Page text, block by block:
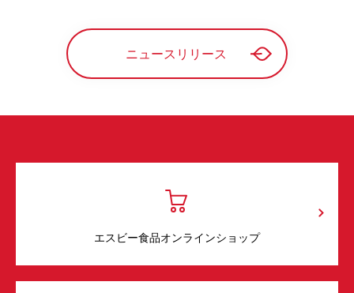
ニュースリリース
エスビー食品オンラインショップ